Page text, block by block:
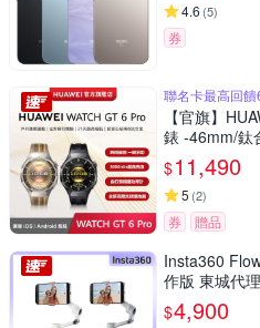
4.6 (5)
券
聯名卡最高回
【官旗】
錶 -46mm/鈦
$11,490
5 (2)
券 贈品
Insta360
作版 東城代
$4,900